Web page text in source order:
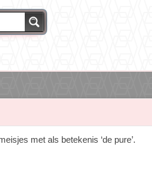
met als betekenis ‘de pure’.